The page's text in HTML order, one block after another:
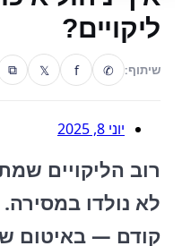
ליקויים?
שיתוף: ✆
f
𝕏
⧉
יוני 8, 2025
רוב הליקויים
לא נולדו
קודם — באיטום